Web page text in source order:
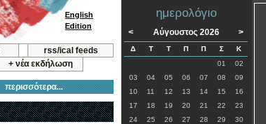
rss/ical feeds
+ νέα εκδήλωση
περισσότερα...
English
Edition
ημερολόγιο
< Αύγουστος 2026 >
Δ Τ Τ Π Π Σ
Κ
01
02
03
04 05 06 07 08
09
10
11 12 13 14 15
16
17
18 19 20 21 22
23
24
25 26 27 28 29
30